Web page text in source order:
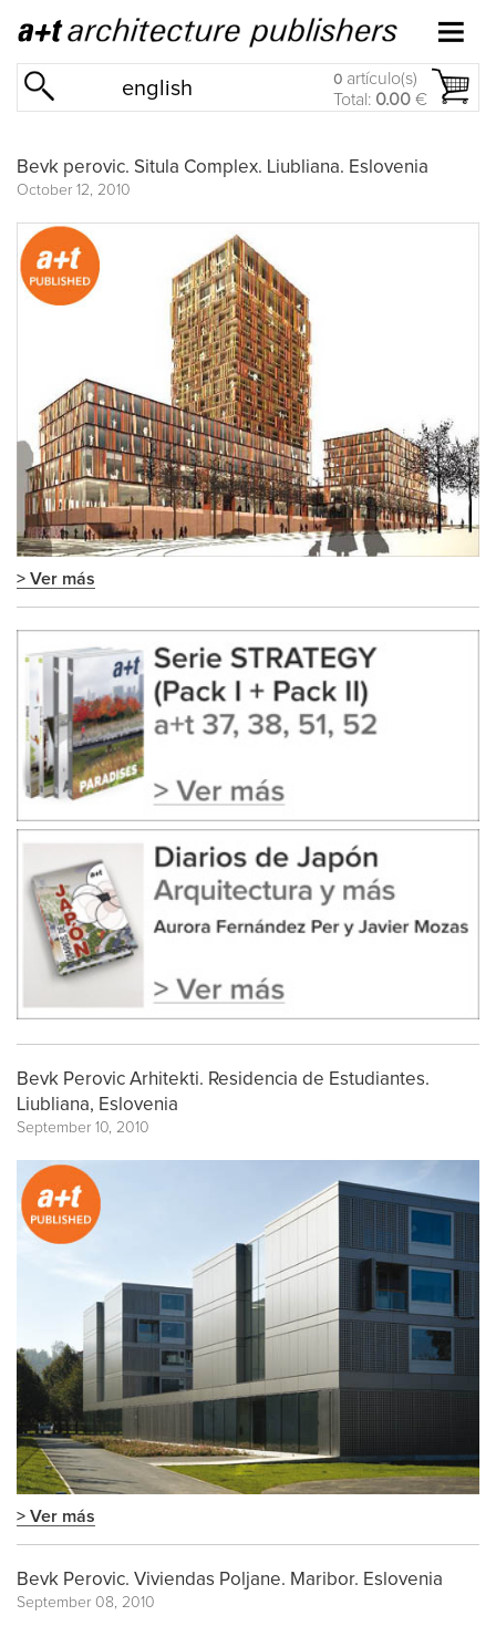
english 0 artículo(s)
Total: 0.00 €
Bevk perovic. Situla Complex. Liubliana. Eslovenia
October 12, 2010
> Ver más
Bevk Perovic Arhitekti. Residencia de Estudiantes.
Liubliana, Eslovenia
September 10, 2010
> Ver más
Bevk Perovic. Viviendas Poljane. Maribor. Eslovenia
September 08, 2010